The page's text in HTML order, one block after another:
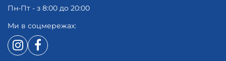
Пн-Пт - з 8:00 до 20:00
Ми в соцмережах: